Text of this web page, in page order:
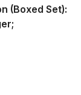
(Boxed Set):